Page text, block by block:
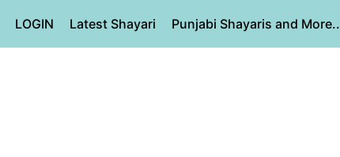
LOGIN Latest Shayari Punjabi Shayaris and More..